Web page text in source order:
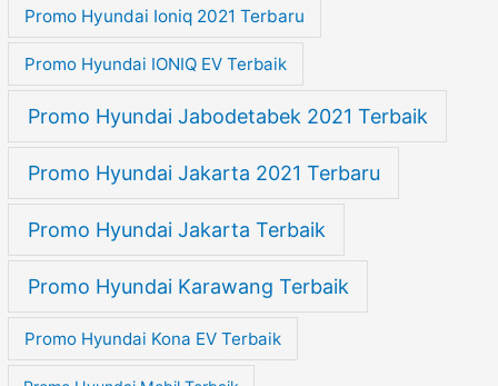
Promo Hyundai Ioniq 2021 Terbaru
Promo Hyundai IONIQ EV Terbaik
Promo Hyundai Jabodetabek 2021 Terbaik
Promo Hyundai Jakarta 2021 Terbaru
Promo Hyundai Jakarta Terbaik
Promo Hyundai Karawang Terbaik
Promo Hyundai Kona EV Terbaik